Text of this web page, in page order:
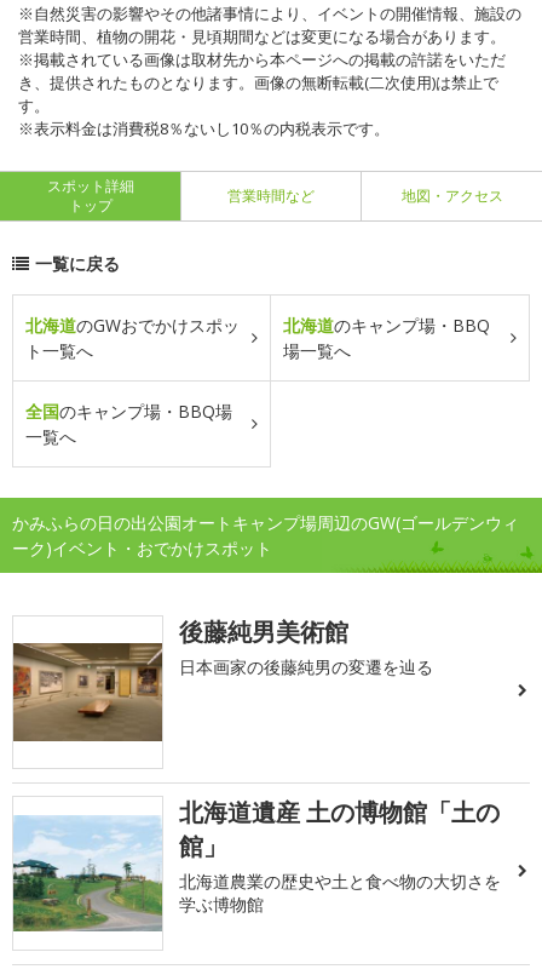
※自然災害の影響やその他諸事情により、イベントの開催情報、施設の
営業時間、植物の開花・見頃期間などは変更になる場合があります。
※掲載されている画像は取材先から本ページへの掲載の許諾をいただ
き、提供されたものとなります。画像の無断転載(二次使用)は禁止で
す。
※表示料金は消費税8％ないし10％の内税表示です。
スポット詳細
トップ
営業時間など 地図・アクセス
一覧に戻る
北海道のGWおでかけスポッ
ト一覧へ
北海道のキャンプ場・BBQ
場一覧へ
全国のキャンプ場・BBQ場
一覧へ
かみふらの日の出公園オートキャンプ場周辺のGW(ゴールデンウィ
ーク)イベント・おでかけスポット
後藤純男美術館
日本画家の後藤純男の変遷を辿る
北海道遺産 土の博物館「土の
館」
北海道農業の歴史や土と食べ物の大切さを
学ぶ博物館